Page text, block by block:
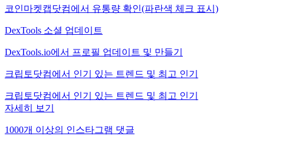
코인마켓캡닷컴에서 유통량 확인(파란색 체크 표시)
DexTools 소셜 업데이트
DexTools.io에서 프로필 업데이트 및 만들기
크립토닷컴에서 인기 있는 트렌드 및 최고 인기
크립토닷컴에서 인기 있는 트렌드 및 최고 인기
자세히 보기
1000개 이상의 인스타그램 댓글